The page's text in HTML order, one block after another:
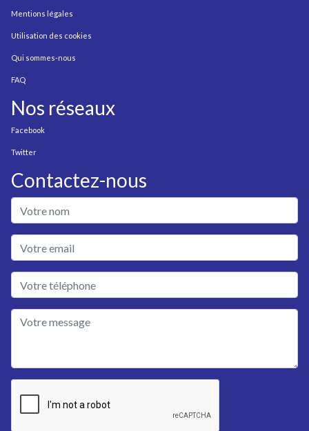
Mentions légales
Utilisation des cookies
Qui sommes-nous
FAQ
Nos réseaux
Facebook
Twitter
Contactez-nous